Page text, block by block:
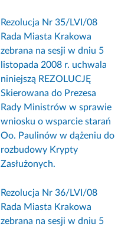
Rezolucja Nr 35/LVI/08
Rada Miasta Krakowa
zebrana na sesji w dniu 5
listopada 2008 r. uchwala
niniejszą REZOLUCJĘ
Skierowana do Prezesa
Rady Ministrów w sprawie
wniosku o wsparcie starań
Oo. Paulinów w dążeniu do
rozbudowy Krypty
Zasłużonych.
Rezolucja Nr 36/LVI/08
Rada Miasta Krakowa
zebrana na sesji w dniu 5